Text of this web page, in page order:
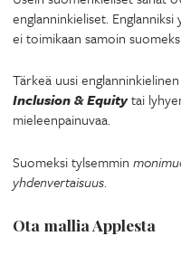
englanninkieliset.
ei toimikaan samoin
Tärkeä uusi
Inclusion & Equitytai
mieleenpainuvaa.
Suomeksi tylsemmin
yhdenvertaisuus.
Ota mallia Applesta